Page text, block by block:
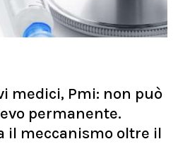
medici, Pmi: non può
permanente.
il meccanismo oltre il